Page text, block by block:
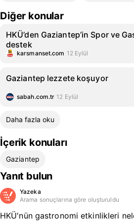
Diğer konular
HKÜ’den Gaziantep’in Spor ve
destek
karsmanset.com 12 Eylül
Gaziantep lezzete koşuyor
sabah.com.tr 12 Eylül
Daha fazla oku
İçerik konuları
Gaziantep
Yanıt bulun
Yazeka
Arama sonuçlarına göre oluşturuldu
HKÜ'nün gastronomi etkinlikleri